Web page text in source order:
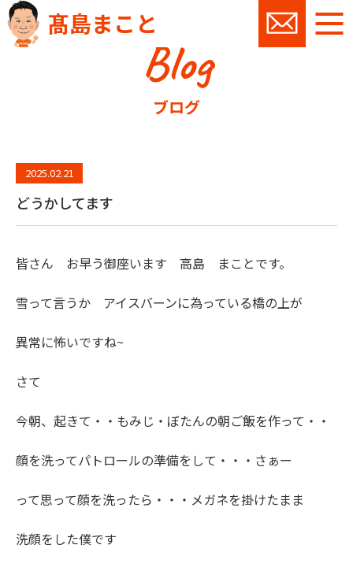
髙島まこと
Blog
ブログ
2025.02.21
どうかしてます
皆さん お早う御座います 高島 まことです。
雪って言うか アイスバーンに為っている橋の上が
異常に怖いですね~
さて
今朝、起きて・・もみじ・ぼたんの朝ご飯を作って・・
顔を洗ってパトロールの準備をして・・・さぁー
って思って顔を洗ったら・・・メガネを掛けたまま
洗顔をした僕です